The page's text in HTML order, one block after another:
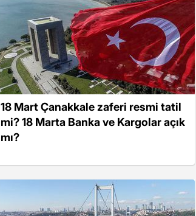
18 Mart Çanakkale zaferi resmi tatil
mi? 18 Marta Banka ve Kargolar açık
mı?